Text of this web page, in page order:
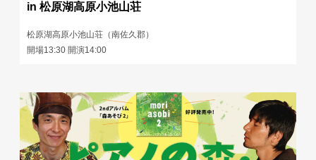
in 松原湖高原小池山荘
松原湖高原小池山荘（南佐久郡）
開場13:30 開演14:00